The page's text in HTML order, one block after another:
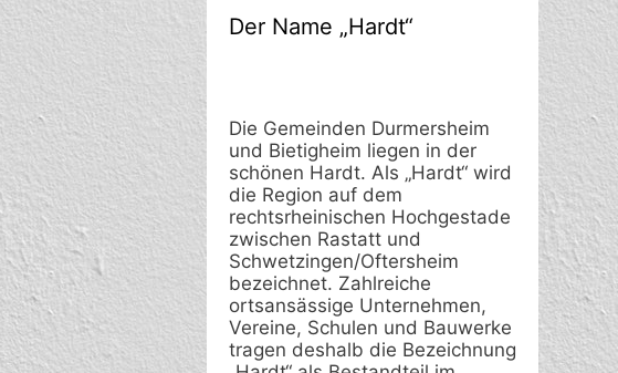
Der Name „Hardt“
Die Gemeinden Durmersheim
und Bietigheim liegen in der
schönen Hardt. Als „Hardt“ wird
die Region auf dem
rechtsrheinischen Hochgestade
zwischen Rastatt und
Schwetzingen/Oftersheim
bezeichnet. Zahlreiche
ortsansässige Unternehmen,
Vereine, Schulen und Bauwerke
tragen deshalb die Bezeichnung